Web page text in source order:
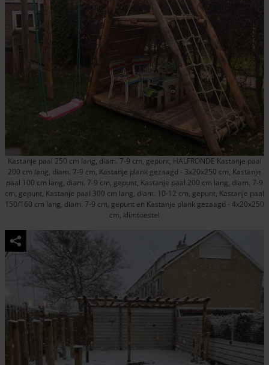
Kastanje paal 250 cm lang, diam. 7-9 cm, gepunt, HALFRONDE Kastanje paal
200 cm lang, diam. 7-9 cm, Kastanje plank gezaagd - 3x20x250 cm, Kastanje
paal 100 cm lang, diam. 7-9 cm, gepunt, Kastanje paal 200 cm lang, diam. 7-9
cm, gepunt, Kastanje paal 300 cm lang, diam. 10-12 cm, gepunt, Kastanje paal
150/160 cm lang, diam. 7-9 cm, gepunt en Kastanje plank gezaagd - 4x20x250
cm, klimtoestel